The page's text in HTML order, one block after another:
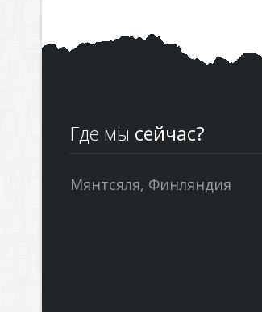
Где мы сейчас?
Мянтсяля, Финляндия